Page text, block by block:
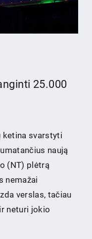
25.000
ketina svarstyti
naują
(NT) plėtrą
nemažai
verslas, tačiau
neturi jokio